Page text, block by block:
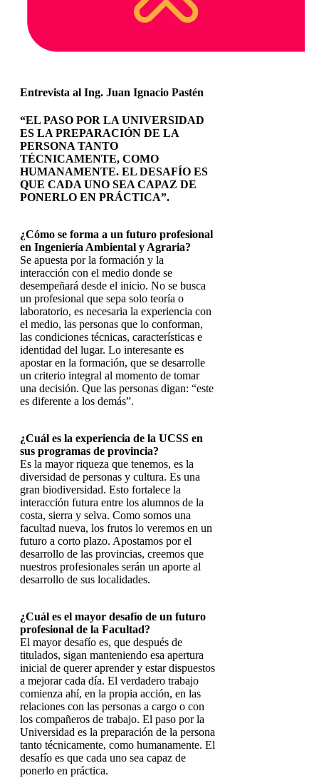
Entrevista al Ing. Juan Ignacio Pastén
“EL PASO POR LA UNIVERSIDAD
ES LA PREPARACIÓN DE LA
PERSONA TANTO
TÉCNICAMENTE, COMO
HUMANAMENTE. EL DESAFÍO ES
QUE CADA UNO SEA CAPAZ DE
PONERLO EN PRÁCTICA”.
¿Cómo se forma a un futuro profesional
en Ingeniería Ambiental y Agraria?
Se apuesta por la formación y la
interacción con el medio donde se
desempeñará desde el inicio. No se busca
un profesional que sepa solo teoría o
laboratorio, es necesaria la experiencia con
el medio, las personas que lo conforman,
las condiciones técnicas, características e
identidad del lugar. Lo interesante es
apostar en la formación, que se desarrolle
un criterio integral al momento de tomar
una decisión. Que las personas digan: “este
es diferente a los demás”.
¿Cuál es la experiencia de la UCSS en
sus programas de provincia?
Es la mayor riqueza que tenemos, es la
diversidad de personas y cultura. Es una
gran biodiversidad. Esto fortalece la
interacción futura entre los alumnos de la
costa, sierra y selva. Como somos una
facultad nueva, los frutos lo veremos en un
futuro a corto plazo. Apostamos por el
desarrollo de las provincias, creemos que
nuestros profesionales serán un aporte al
desarrollo de sus localidades.
¿Cuál es el mayor desafío de un futuro
profesional de la Facultad?
El mayor desafío es, que después de
titulados, sigan manteniendo esa apertura
inicial de querer aprender y estar dispuestos
a mejorar cada día. El verdadero trabajo
comienza ahí, en la propia acción, en las
relaciones con las personas a cargo o con
los compañeros de trabajo. El paso por la
Universidad es la preparación de la persona
tanto técnicamente, como humanamente. El
desafío es que cada uno sea capaz de
ponerlo en práctica.